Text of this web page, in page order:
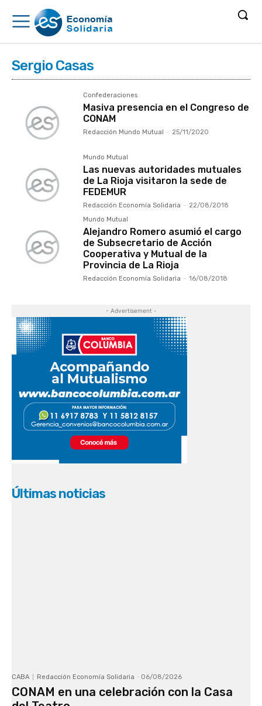
Sergio Casas
Confederaciones
Masiva presencia en el Congreso de
CONAM
Redacción Mundo Mutual - 25/11/2020
Mundo Mutual
Las nuevas autoridades mutuales
de La Rioja visitaron la sede de
FEDEMUR
Redacción Economía Solidaria - 22/08/2018
Mundo Mutual
Alejandro Romero asumió el cargo
de Subsecretario de Acción
Cooperativa y Mutual de la
Provincia de La Rioja
Redacción Economía Solidaria - 16/08/2018
- Advertisement -
Últimas noticias
CABA Redacción Economía Solidaria - 06/08/2026
CONAM en una celebración con la Casa